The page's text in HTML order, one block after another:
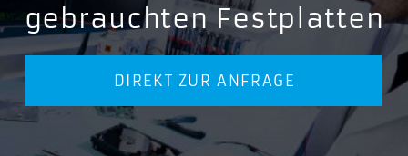
gebrauchten Festplatten
DIREKT ZUR ANFRAGE